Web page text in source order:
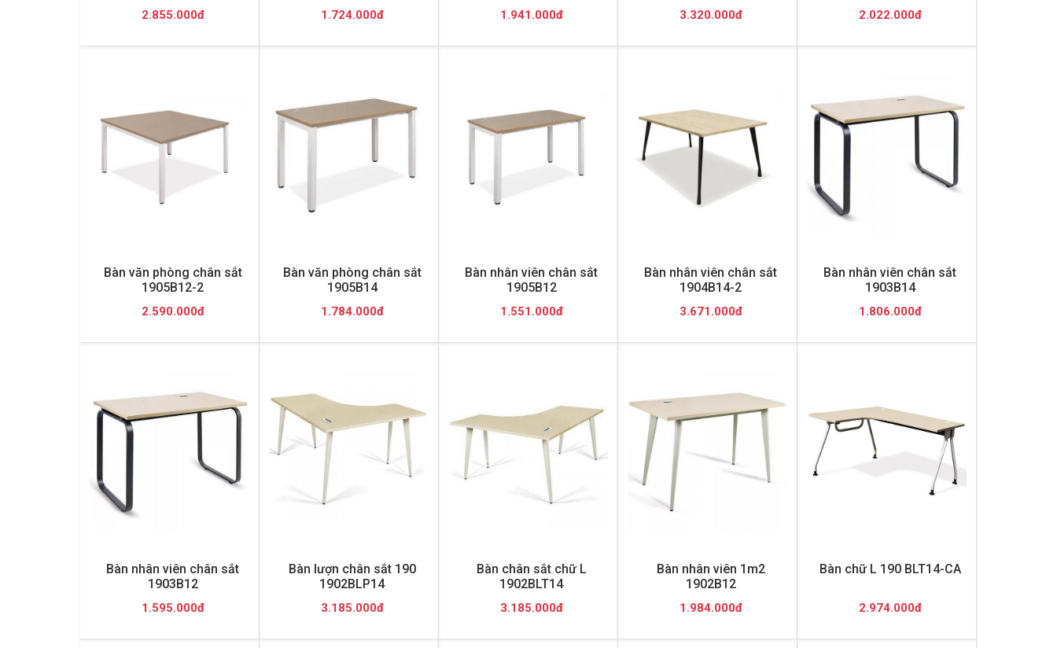
2.855.000đ 1.724.000đ 1.941.000đ 3.320.000đ 2.022.000đ
Bàn văn phòng chân sắt
1905B12-2
2.590.000đ
Bàn văn phòng chân sắt
1905B14
1.784.000đ
Bàn nhân viên chân sắt
1905B12
1.551.000đ
Bàn nhân viên chân sắt
1904B14-2
3.671.000đ
Bàn nhân viên chân sắt
1903B14
1.806.000đ
Bàn nhân viên chân sắt
1903B12
1.595.000đ
Bàn lượn chân sắt 190
1902BLP14
3.185.000đ
Bàn chân sắt chữ L
1902BLT14
3.185.000đ
Bàn nhân viên 1m2
1902B12
1.984.000đ
Bàn chữ L 190 BLT14-CA
2.974.000đ